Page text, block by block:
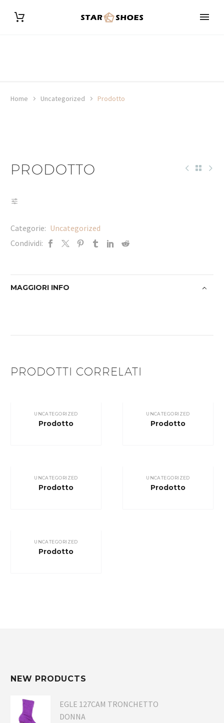
Home Uncategorized Prodotto
PRODOTTO
Categorie: Uncategorized
Condividi:
MAGGIORI INFO
PRODOTTI CORRELATI
UNCATEGORIZED
Prodotto
UNCATEGORIZED
Prodotto
UNCATEGORIZED
Prodotto
UNCATEGORIZED
Prodotto
UNCATEGORIZED
Prodotto
NEW PRODUCTS
EGLE 127CAM TRONCHETTO
DONNA